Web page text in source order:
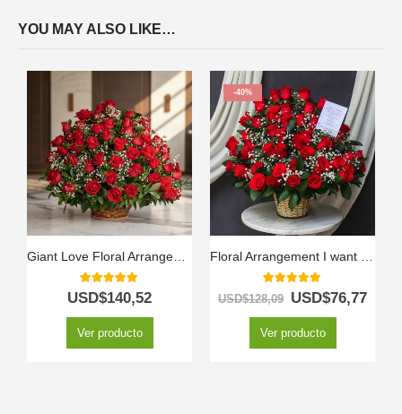
YOU MAY ALSO LIKE…
5.00out of 5
USD$140,52
Ver producto
-40%
out of 5
USD$128,09 USD$76,77
Ver producto